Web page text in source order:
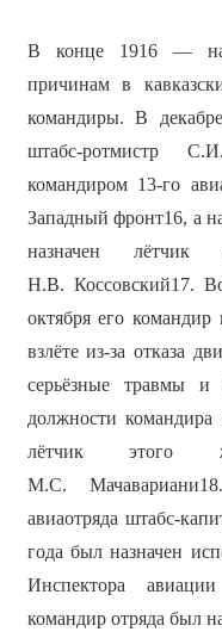
В конце 1916 —
причинам в
командиры. В
штабс-ротмистр
командиром 13-го
Западный фронт16, а
назначен
Н.В. Коссовский17.
октября его
взлёте из-за отказа
серьёзные травмы
должности
лётчик этого
М.С.
авиаотряда штабс-
года был назначен
Инспектора
командир отряда был